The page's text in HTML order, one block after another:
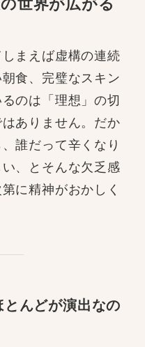
世界が広がる
まえば虚構の連続
食、完璧なスキン
のは「理想」の切
ありません。だか
誰だって辛くなり
、とそんな欠乏感
に精神がおかしく
とんどが演出なの